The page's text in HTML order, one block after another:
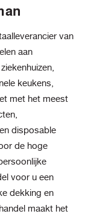
van
aan
keukens,
met het meest
disposable
de hoge
voor u een
dekking en
maakt het